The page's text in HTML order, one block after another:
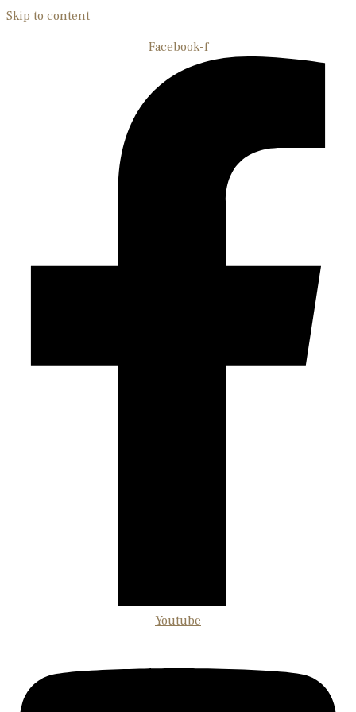
Skip to content
Facebook-f
Youtube